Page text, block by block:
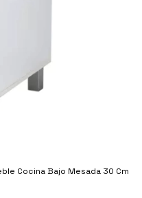
Cocina Bajo Mesada 30 Cm